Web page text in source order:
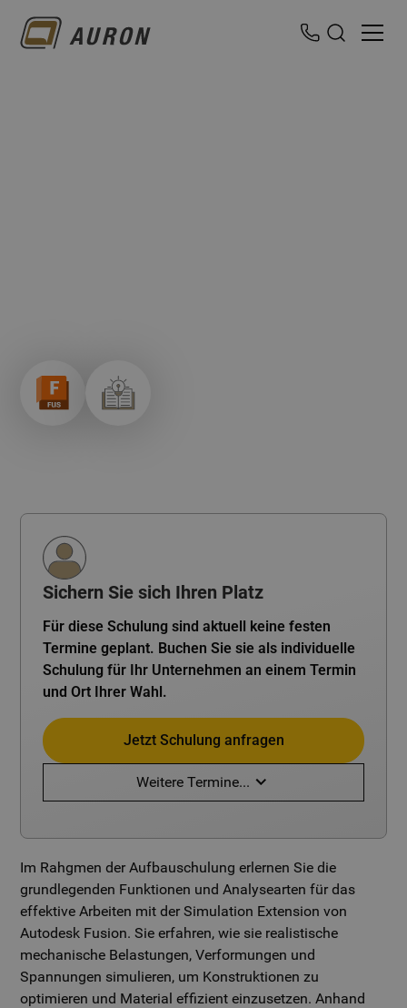
Sichern Sie sich Ihren Platz
Für diese Schulung sind aktuell keine festen
Termine geplant. Buchen Sie sie als individuelle
Schulung für Ihr Unternehmen an einem Termin
und Ort Ihrer Wahl.
Jetzt Schulung anfragen
Weitere Termine...
Im Rahgmen der Aufbauschulung erlernen Sie die
grundlegenden Funktionen und Analysearten für das
effektive Arbeiten mit der Simulation Extension von
Autodesk Fusion. Sie erfahren, wie sie realistische
mechanische Belastungen, Verformungen und
Spannungen simulieren, um Konstruktionen zu
optimieren und Material effizient einzusetzen. Anhand